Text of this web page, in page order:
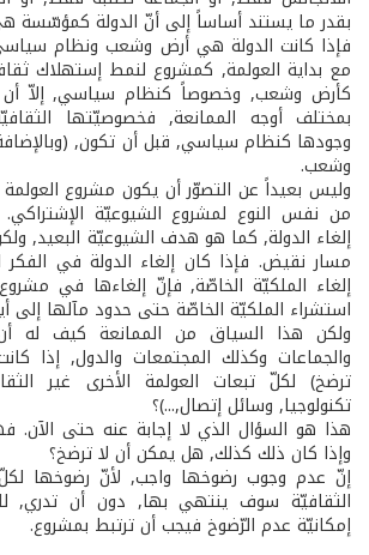
بقدر ما يستند أساساً إلى أنّ الدولة كمؤسّسة
فإذا كانت الدولة هي أرض وشعب ونظام
مع بداية العولمة, كمشروع لنمط إستهلاك
كأرض وشعب, وخصوصاً كنظام سياسي, إلاّ أن
بمختلف أوجه الممانعة, فخصوصيّتها
وجودها كنظام سياسي, قبل أن تكون,
وشعب.
وليس بعيداً عن التصوّر أن يكون مشروع العولمة
من نفس النوع لمشروع الشيوعيّة
إلغاء الدولة, كما هو هدف الشيوعيّة البعيد,
مسار نقيض. فإذا كان إلغاء الدولة في
إلغاء الملكيّة الخاصّة, فإنّ إلغاءها في
استشراء الملكيّة الخاصّة حتى حدود مآلها إلى
ولكن هذا السياق من الممانعة كيف له
والجماعات وكذلك المجتمعات والدول, إذا
ترضخ) لكلّ تبعات العولمة الأخرى غير
تكنولوجيا, وسائل إتصال,...)؟
هذا هو السؤال الذي لا إجابة عنه حتى الآن.
وإذا كان ذلك كذلك, هل يمكن أن لا ترضخ؟
إنّ عدم وجوب رضوخها واجب, لأنّ رضوخها لكلّ
الثقافيّة سوف ينتهي بها, دون أن تدري,
إمكانيّة عدم الرّضوخ فيجب أن ترتبط بمشروع.